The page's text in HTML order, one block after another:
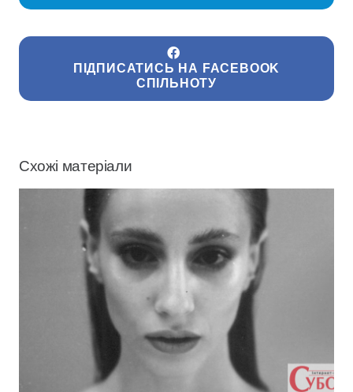
ПІДПИСАТИСЬ НА FACEBOOK
СПІЛЬНОТУ
Схожі матеріали